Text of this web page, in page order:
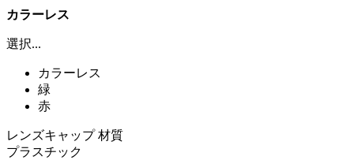
カラーレス
選択...
カラーレス
緑
赤
レンズキャップ 材質
プラスチック